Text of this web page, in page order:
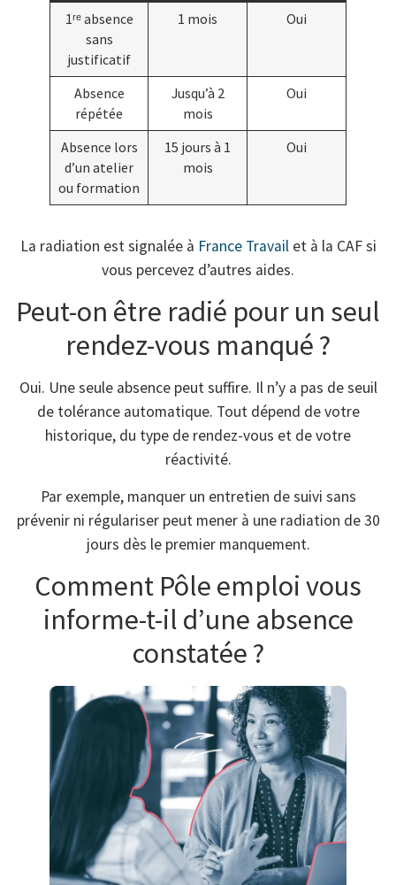
1ʳᵉ absence
sans
justificatif
1 mois Oui
Absence
répétée
Jusqu’à 2
mois
Oui
Absence lors
d’un atelier
ou formation
15 jours à 1
mois
Oui
La radiation est signalée à France Travail et à la CAF si
vous percevez d’autres aides.
Peut-on être radié pour un seul
rendez-vous manqué ?
Oui. Une seule absence peut suffire. Il n’y a pas de seuil
de tolérance automatique. Tout dépend de votre
historique, du type de rendez-vous et de votre
réactivité.
Par exemple, manquer un entretien de suivi sans
prévenir ni régulariser peut mener à une radiation de 30
jours dès le premier manquement.
Comment Pôle emploi vous
informe-t-il d’une absence
constatée ?